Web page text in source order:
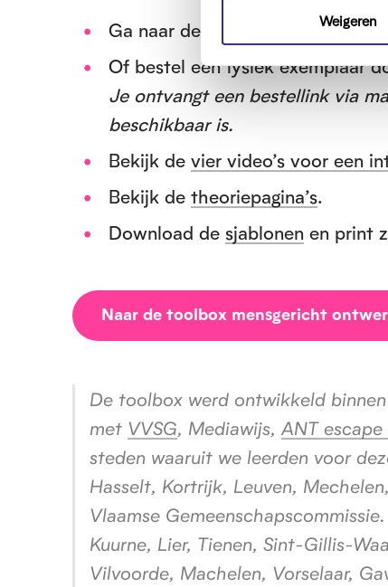
i
g
s
s
e
l
c
Weigeren
Ga naar de
online toolbox.
Of bestel een fysiek exemplaar
Je ontvangt een bestellink via
beschikbaar is.
Bekijk de vier video’s voor een
Bekijk de theoriepagina’s.
Download de sjablonen en print
Naar de toolbox mensgericht
De toolbox werd ontwikkeld
met VVSG, Mediawijs, ANT
steden waaruit we leerden voor
Hasselt, Kortrijk, Leuven,
Vlaamse
Kuurne, Lier, Tienen, Sint-Gillis-
Vilvoorde, Machelen, Vorselaar,